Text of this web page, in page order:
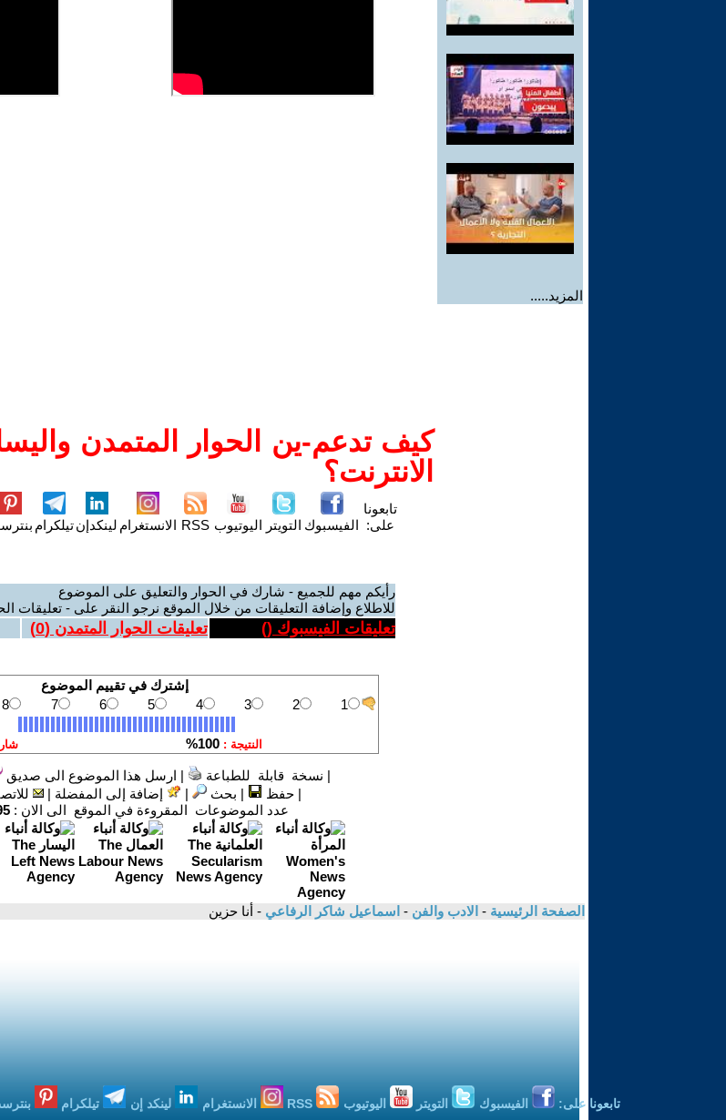
المزيد.....
كيف تدعم-ين الحوار المتمدن
الانترنت؟
تابعونا
على: الفيسبوك التويتر اليوتيوب RSS الانستغرام لينكدإنتيلكرام
رأيكم مهم للجميع - شارك في الحوار والتعليق على الموضوع
للاطلاع وإضافة التعليقات من خلال الموقع نرجو النقر على - تعليقات
تعليقات الفيسبوك () تعليقات الحوار المتمدن (0
)
| نسخة قابلة للطباعة | ارسل هذا الموضوع الى صديق
|حفظ | بحث | إضافة إلى المفضلة |
عدد الموضوعات المقروءة في الموقع الى الان :
الصفحة الرئيسية - الادب والفن - اسماعيل شاكر الرفاعي - أنا حزين
تابعونا على: الفيسبوك التويتر اليوتيوب الانستغرام لينكد إن تيلكرام